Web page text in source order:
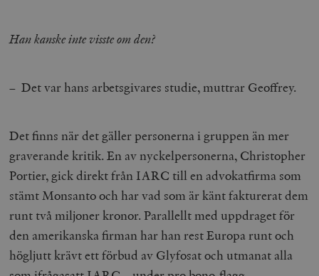
Han kanske inte visste om den?
– Det var hans arbetsgivares studie, muttrar Geoffrey.
Det finns när det gäller personerna i gruppen än mer
graverande kritik. En av nyckelpersonerna, Christopher
Portier, gick direkt från IARC till en advokatfirma som
stämt Monsanto och har vad som är känt fakturerat dem
runt två miljoner kronor. Parallellt med uppdraget för
den amerikanska firman har han rest Europa runt och
högljutt krävt ett förbud av Glyfosat och utmanat alla